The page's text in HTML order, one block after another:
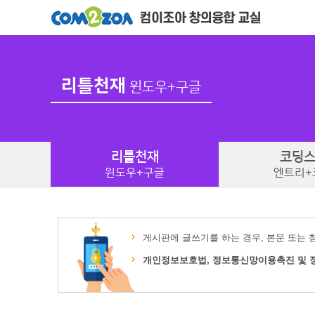
리틀천재 윈도우+구글
리틀천재
윈도우+구글
코딩
엔트리+
게시판에 글쓰기를 하는 경우, 본문 또는
개인정보보호법, 정보통신망이용촉진 및